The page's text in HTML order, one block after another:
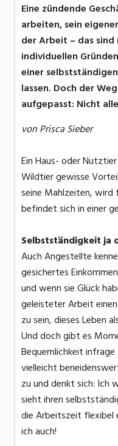
Eine zündende
arbeiten, sein
der Arbeit – das
individuellen
einer
lassen. Doch der
aufgepasst: Nicht
von Prisca Sieber
Ein Haus- oder
Wildtier gewisse
seine Mahlzeiten,
befindet sich in einer
Selbstständigkeit ja
Auch Angestellte
gesichertes
und wenn sie Glück
geleisteter Arbeit
zu sein, dieses Leben
Und doch gibt es
Bequemlichkeit
vielleicht
zu und denkt sich: Ich
sieht ihren
die Arbeitszeit flexibel
ich auch!